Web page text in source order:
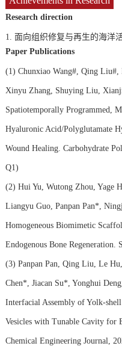
Research direction
1. 面向组织修复与再生的海洋
Paper Publications
(1) Chunxiao Wang#, Qing Liu#,
Xinyu Zhang, Shuying Liu,
Spatiotemporally Programmed,
Hyaluronic Acid/Polyglutamate
Wound Healing. Carbohydrate
Q1)
(2) Hui Yu, Wutong Zhou, Yage
Liangyu Guo, Panpan Pan*,
Homogeneous Biomimetic
Endogenous Bone
(3) Panpan Pan, Qing Liu, Le
Chen*, Jiacan Su*, Yonghui
Interfacial Assembly of Yolk-
Vesicles with Tunable Cavity for
Chemical Engineering Journal,